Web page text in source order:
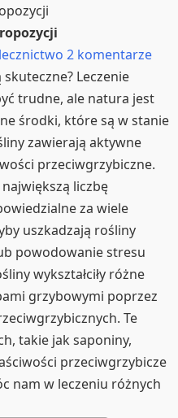
2 komentarze
Leczenie
trudne, ale natura jest
środki, które są w stanie
zawierają aktywne
przeciwgrzybiczne.
liczbę
za wiele
uszkadzają rośliny
powodowanie stresu
wykształciły różne
grzybowymi poprzez
Te
takie jak saponiny,
przeciwgrzybicze
nam w leczeniu różnych